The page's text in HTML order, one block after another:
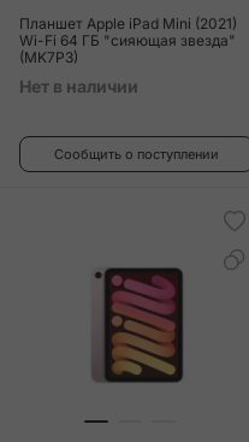
Планшет Apple iPad Mini (2021)
Wi-Fi 64 ГБ "сияющая звезда"
(MK7P3)
Нет в наличии
Сообщить о поступлении